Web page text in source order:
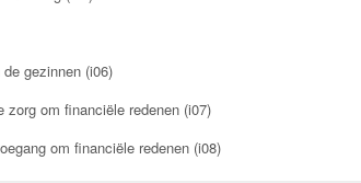
gezinnen (i06)
om financiële redenen (i07)
om financiële redenen (i08)